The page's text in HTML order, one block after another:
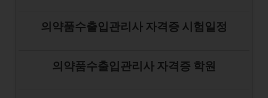
의약품수출입관리사 자격증 시험일정
의약품수출입관리사 자격증 학원